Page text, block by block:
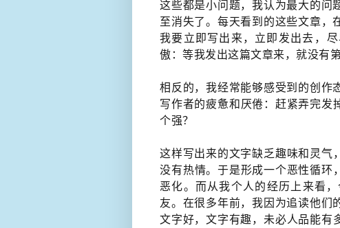
这些都是小问题，我认为最大的问
至消失了。每天看到的这些文章，
我要立即写出来，立即发出去，​
傲：等我发出这篇文章来，就没有
相反的，我经常能够感受到的创作
写作者的​疲惫和厌倦：赶紧弄完发
个强？
这样写出来的文字缺乏趣味和灵气
没有​热情。于是形成一个恶性循环
恶化。而从我个人的经历上来看
友。在很多年前，我因为追读他们
文字好，文字有趣，未必人品能有